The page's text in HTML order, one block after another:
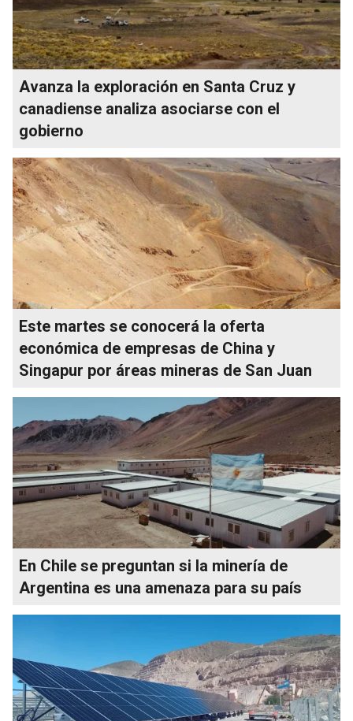
Avanza la exploración en Santa Cruz y
canadiense analiza asociarse con el
gobierno
Este martes se conocerá la oferta
económica de empresas de China y
Singapur por áreas mineras de San Juan
En Chile se preguntan si la minería de
Argentina es una amenaza para su país